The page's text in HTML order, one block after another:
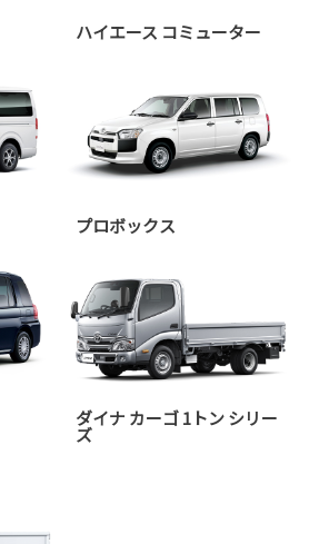
ハイエース コミューター
プロボックス
ダイナ カーゴ 1トン シリー
ズ